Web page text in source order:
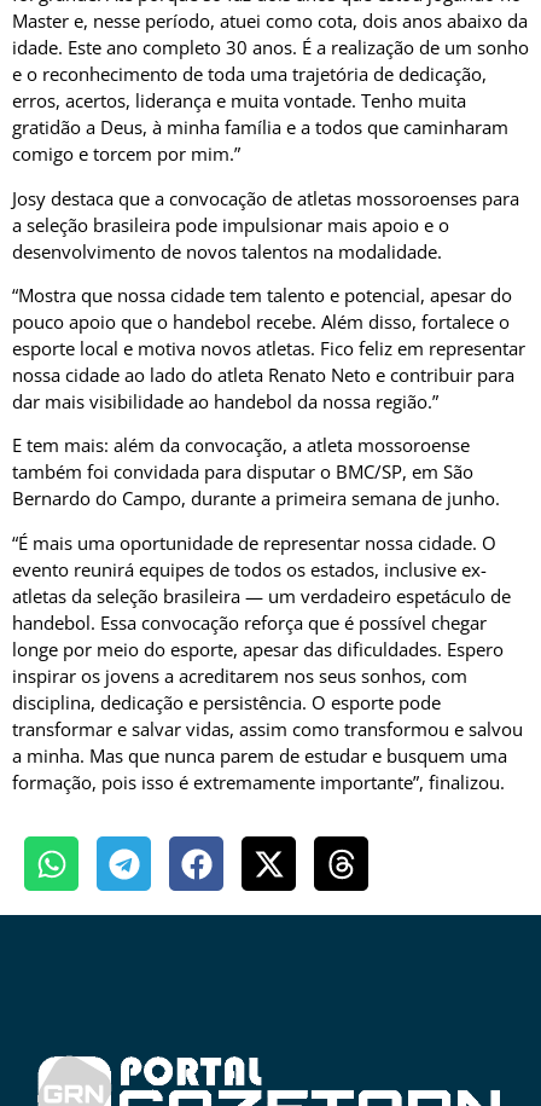
Master e, nesse período, atuei como cota, dois anos abaixo da
idade. Este ano completo 30 anos. É a realização de um sonho
e o reconhecimento de toda uma trajetória de dedicação,
erros, acertos, liderança e muita vontade. Tenho muita
gratidão a Deus, à minha família e a todos que caminharam
comigo e torcem por mim.”
Josy destaca que a convocação de atletas mossoroenses para
a seleção brasileira pode impulsionar mais apoio e o
desenvolvimento de novos talentos na modalidade.
“Mostra que nossa cidade tem talento e potencial, apesar do
pouco apoio que o handebol recebe. Além disso, fortalece o
esporte local e motiva novos atletas. Fico feliz em representar
nossa cidade ao lado do atleta Renato Neto e contribuir para
dar mais visibilidade ao handebol da nossa região.”
E tem mais: além da convocação, a atleta mossoroense
também foi convidada para disputar o BMC/SP, em São
Bernardo do Campo, durante a primeira semana de junho.
“É mais uma oportunidade de representar nossa cidade. O
evento reunirá equipes de todos os estados, inclusive ex-
atletas da seleção brasileira — um verdadeiro espetáculo de
handebol. Essa convocação reforça que é possível chegar
longe por meio do esporte, apesar das dificuldades. Espero
inspirar os jovens a acreditarem nos seus sonhos, com
disciplina, dedicação e persistência. O esporte pode
transformar e salvar vidas, assim como transformou e salvou
a minha. Mas que nunca parem de estudar e busquem uma
formação, pois isso é extremamente importante”, finalizou.